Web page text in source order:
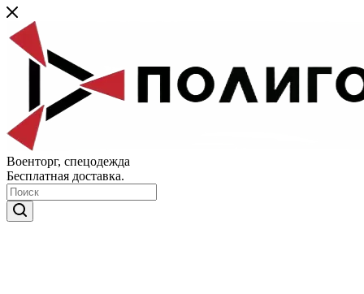
Военторг, спецодежда
Бесплатная доставка.